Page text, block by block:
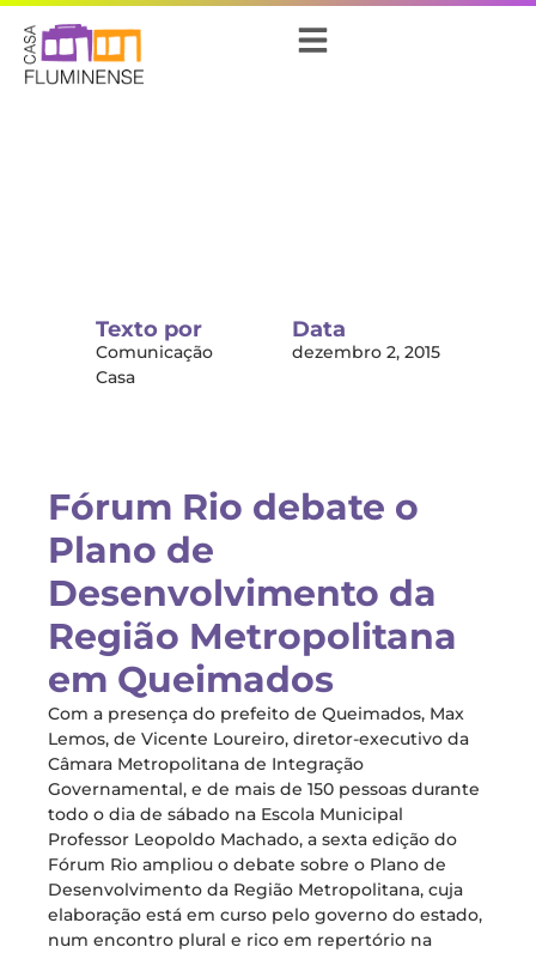
Texto por
Comunicação
Casa
Data
dezembro 2, 2015
Fórum Rio debate o
Plano de
Desenvolvimento da
Região Metropolitana
em Queimados
Com a presença do prefeito de Queimados, Max
Lemos, de Vicente Loureiro, diretor-executivo da
Câmara Metropolitana de Integração
Governamental, e de mais de 150 pessoas durante
todo o dia de sábado na Escola Municipal
Professor Leopoldo Machado, a sexta edição do
Fórum Rio ampliou o debate sobre o Plano de
Desenvolvimento da Região Metropolitana, cuja
elaboração está em curso pelo governo do estado,
num encontro plural e rico em repertório na